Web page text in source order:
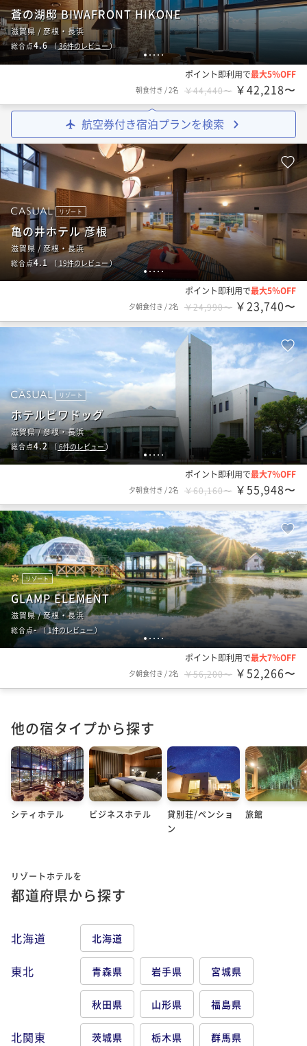
1 2 345
蒼の湖邸 BIWAFRONT HIKONE
滋賀県 / 彦根・長浜
総合点4.6（36件のレビュー）
ポイント即利用で最大5％OFF
朝食付き /2名 ￥44,440〜 ￥42,218〜
航空券付き宿泊プランを検索
12345
リゾート
亀の井ホテル 彦根
滋賀県 / 彦根・長浜
総合点4.1 （ 19件のレビュー）
ポイント即利用で最大5％OFF
夕朝食付き /2名 ￥24,990〜 ￥23,740〜
1 2 3 4 5
リゾート
ホテルビワドッグ
滋賀県 / 彦根・長浜
総合点4.2（ 6件のレビュー）
ポイント即利用で最大7％OFF
夕朝食付き /2名 ￥60,160〜 ￥55,948〜
1 2 3 45
リゾート
GLAMP ELEMENT
滋賀県 / 彦根・長浜
総合点-（1件のレビュー）
ポイント即利用で最大7％OFF
夕朝食付き /2名 ￥56,200〜 ￥52,266〜
他の宿タイプから探す
シティホテル ビジネスホテル
貸別荘/ペンショ
ン
旅館
リゾートホテルを
都道府県から探す
北海道 北海道
東北 青森県 岩手県 宮城県
秋田県 山形県 福島県
北関東 茨城県 栃木県 群馬県